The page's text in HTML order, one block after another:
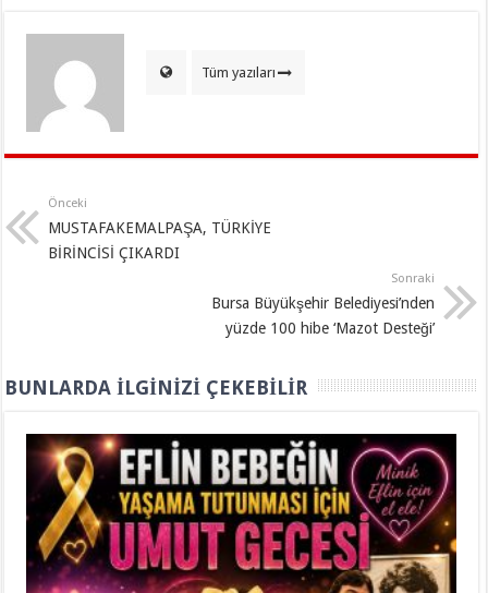
Tüm yazıları
Önceki
MUSTAFAKEMALPAŞA, TÜRKİYE
BİRİNCİSİ ÇIKARDI
Sonraki
Bursa Büyükşehir Belediyesi’nden
yüzde 100 hibe ‘Mazot Desteği’
BUNLARDA İLGINIZI ÇEKEBILIR